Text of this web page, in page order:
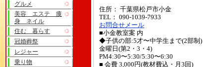
グルメ
美容 エステ 痩
身 ネイル
住む 暮らす
冠婚葬祭
レジャー
乗り物
住所： 千葉県松戸市小金
TEL： 090-1039-7933
お問合せメール
■小金教室案 内
◆子供の部:5才〜中学生まで(2部制)
金曜日(第2・3・4)
PM4:30〜5:30/5:30〜6:30
■ 会費 3,000円(教材費込・月3回)